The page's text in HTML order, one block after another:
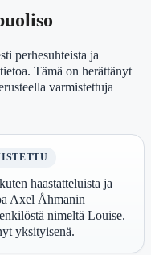
perhesuhteista ja
Tämä on herättänyt
varmistettuja
haastatteluista ja
Axel Åhmanin
nimeltä Louise.
yksityisenä.